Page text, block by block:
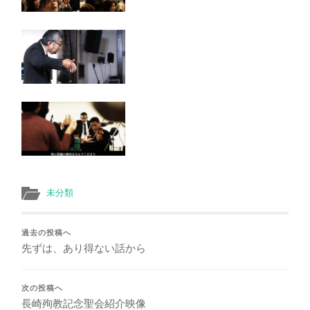
未分類
過去の投稿へ
先ずは、あり得ない話から
次の投稿へ
長崎殉教記念聖会紹介映像